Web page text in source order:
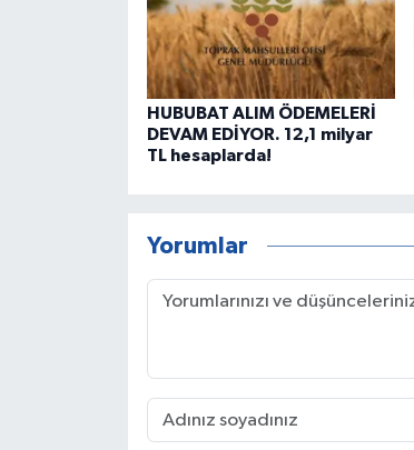
HUBUBAT ALIM ÖDEMELERİ
DEVAM EDİYOR. 12,1 milyar
TL hesaplarda!
Yorumlar